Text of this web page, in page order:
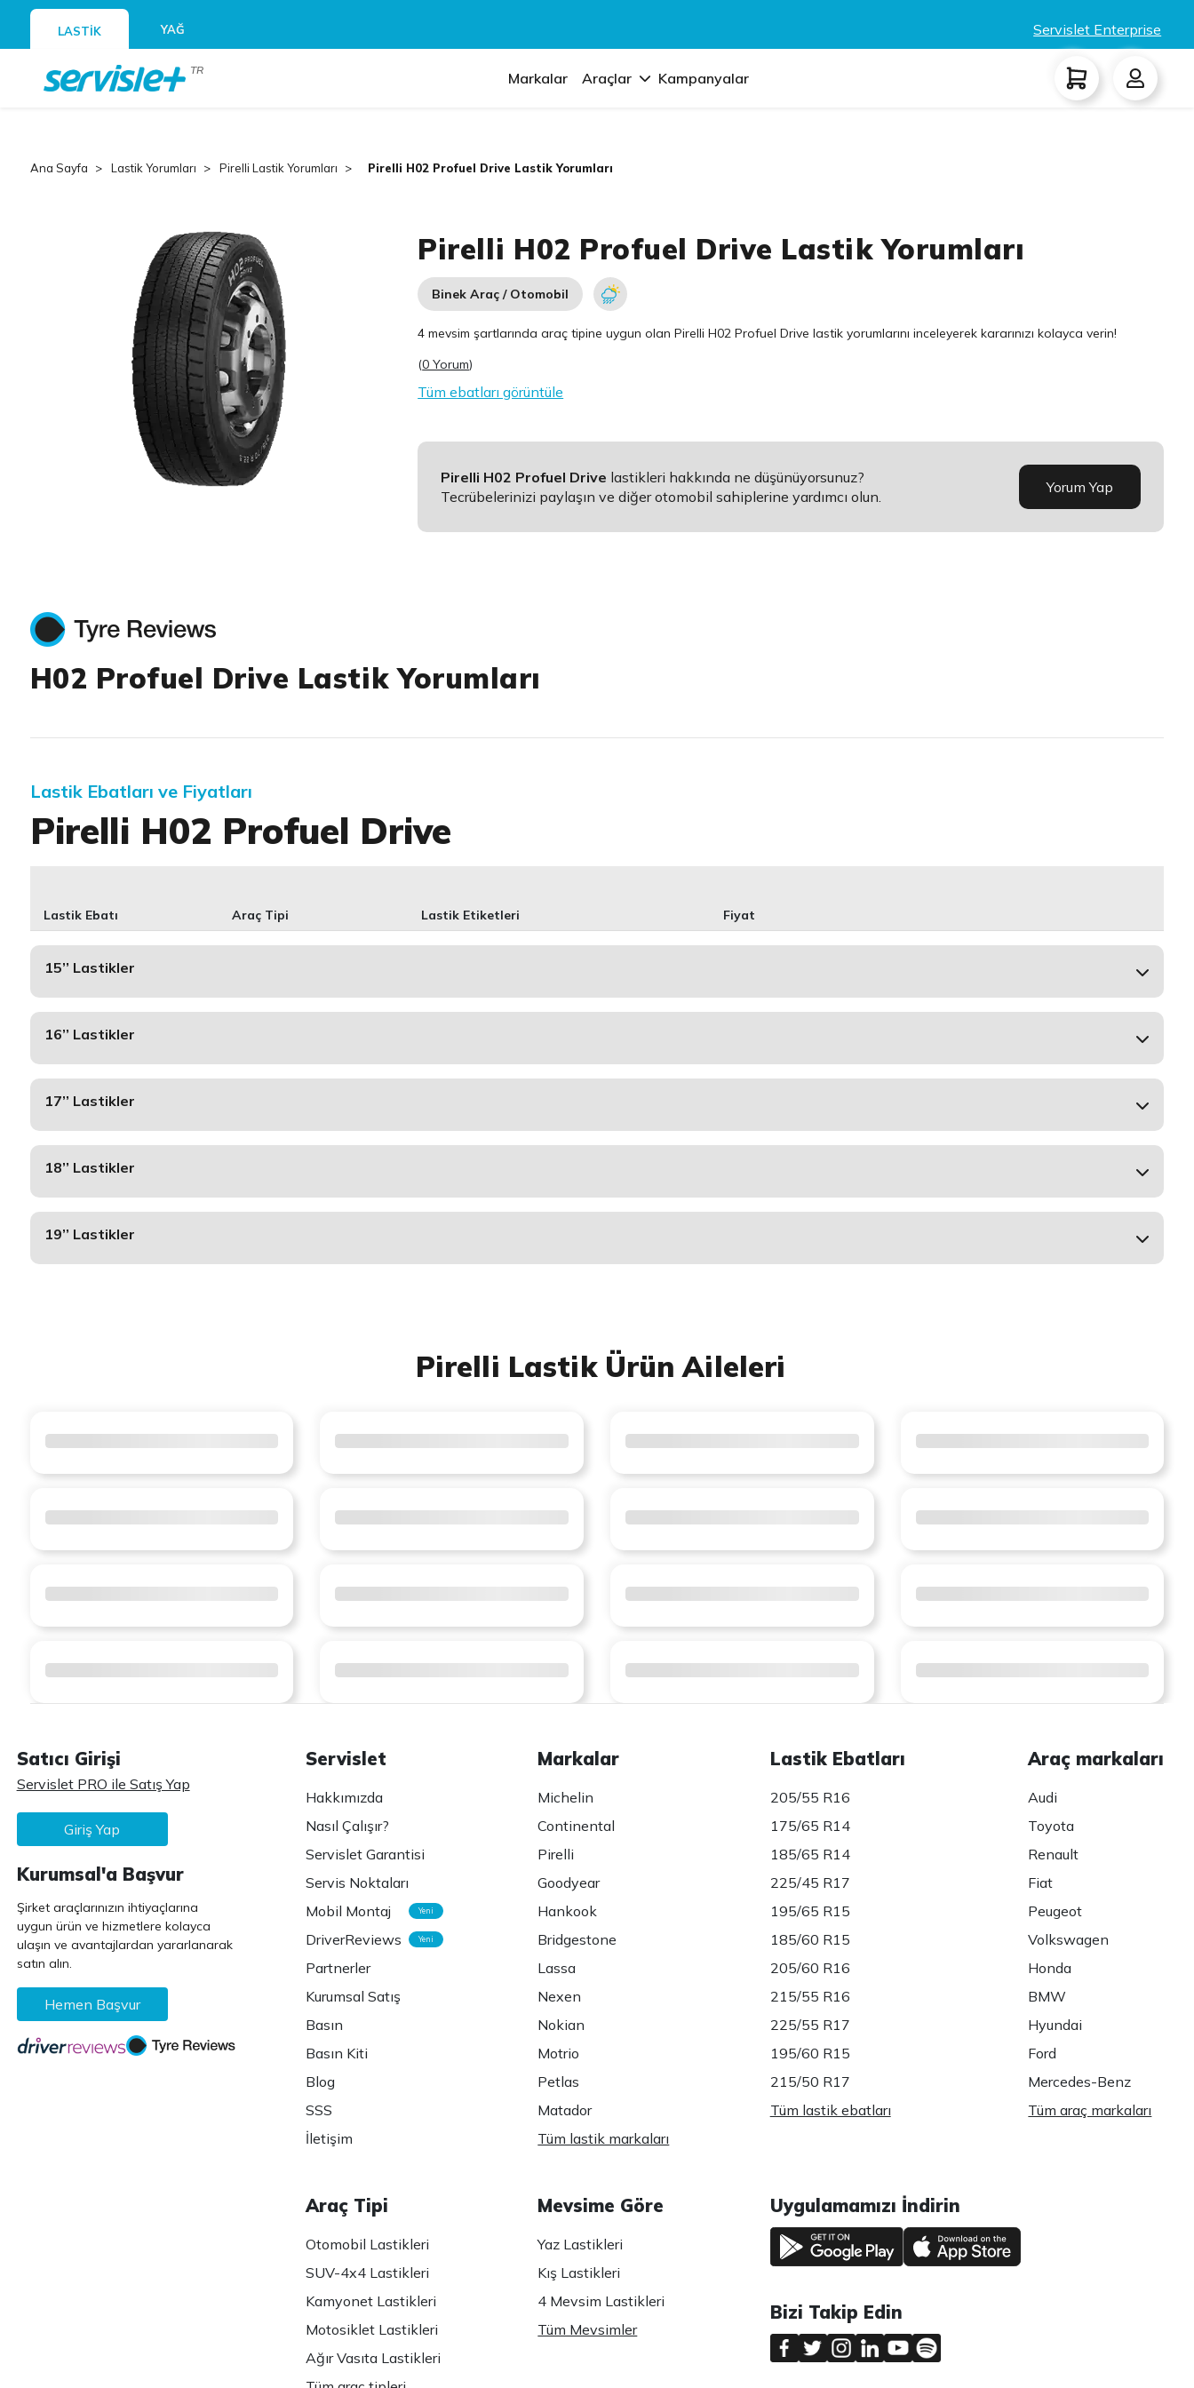
LASTİK YAĞ Servislet Enterprise
TR Markalar Araçlar Kampanyalar
Ana Sayfa Lastik Yorumları Pirelli Lastik Yorumları Pirelli H02 Profuel Drive Lastik Yorumları
Pirelli H02 Profuel Drive Lastik Yorumları
Binek Araç / Otomobil
4 mevsim şartlarında araç tipine uygun olanPirelli H02 Profuel Drive lastik yorumlarını inceleyerek kararınızı kolayca verin!
(0 Yorum)
Tüm ebatları görüntüle
Pirelli H02 Profuel Drive lastikleri hakkında ne düşünüyorsunuz?
Tecrübelerinizi paylaşın ve diğer otomobil sahiplerine yardımcı olun.
Yorum Yap
H02 Profuel Drive Lastik Yorumları
Lastik Ebatları ve Fiyatları
Pirelli H02 Profuel Drive
Lastik Ebatı Araç Tipi Lastik Etiketleri Fiyat
15’’ Lastikler
16’’ Lastikler
17’’ Lastikler
18’’ Lastikler
19’’ Lastikler
Pirelli Lastik Ürün Aileleri
Satıcı Girişi
Servislet PRO ile Satış Yap
Giriş Yap
Kurumsal'a Başvur
Şirket araçlarınızın ihtiyaçlarına
uygun ürün ve hizmetlere kolayca
ulaşın ve avantajlardan yararlanarak
satın alın.
Hemen Başvur
Servislet
Hakkımızda
Nasıl Çalışır?
Servislet Garantisi
Servis Noktaları
Mobil Montaj
Yeni
DriverReviews Yeni
Partnerler
Kurumsal Satış
Basın
Basın Kiti
Blog
SSS
İletişim
Markalar
Michelin
Continental
Pirelli
Goodyear
Hankook
Bridgestone
Lassa
Nexen
Nokian
Motrio
Petlas
Matador
Tüm lastik markaları
Lastik Ebatları
205/55 R16
175/65 R14
185/65 R14
225/45 R17
195/65 R15
185/60 R15
205/60 R16
215/55 R16
225/55 R17
195/60 R15
215/50 R17
Tüm lastik ebatları
Araç markaları
Audi
Toyota
Renault
Fiat
Peugeot
Volkswagen
Honda
BMW
Hyundai
Ford
Mercedes-Benz
Tüm araç markaları
Araç Tipi
Otomobil Lastikleri
SUV-4x4 Lastikleri
Kamyonet Lastikleri
Motosiklet Lastikleri
Ağır Vasıta Lastikleri
Mevsime Göre
Yaz Lastikleri
Kış Lastikleri
4 Mevsim Lastikleri
Tüm Mevsimler
Uygulamamızı İndirin
Bizi Takip Edin